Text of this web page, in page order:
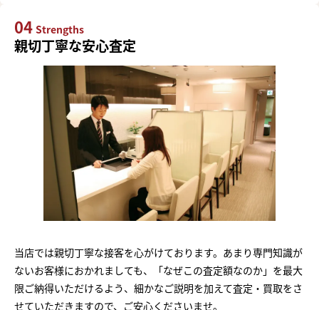
04 Strengths
親切丁寧な安心査定
当店では親切丁寧な接客を心がけております。あまり専門知識が
ないお客様におかれましても、「なぜこの査定額なのか」を最大
限ご納得いただけるよう、細かなご説明を加えて査定・買取をさ
せていただきますので、ご安心くださいませ。